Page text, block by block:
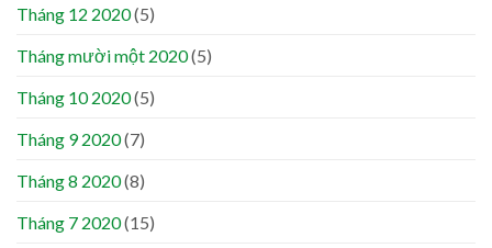
Tháng 12 2020(5)
Tháng mười một 2020(5)
Tháng 10 2020(5)
Tháng 9 2020(7)
Tháng 8 2020(8)
Tháng 7 2020(15)